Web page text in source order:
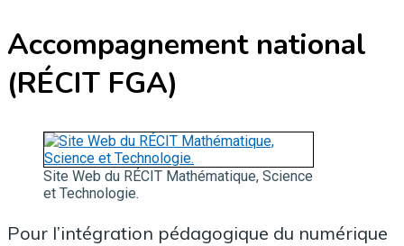
Accompagnement national
(RÉCIT FGA)
Site Web du RÉCIT Mathématique, Science
et Technologie.
Pour l’intégration pédagogique du numérique